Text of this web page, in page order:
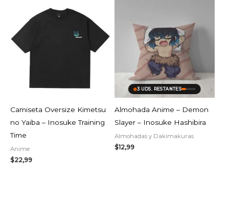
Camiseta Oversize Kimetsu
no Yaiba – Inosuke Training
Time
Anime
$22,99
3 UDS. RESTANTES
Almohada Anime – Demon
Slayer – Inosuke Hashibira
Almohadas y Dakimakuras
$12,99